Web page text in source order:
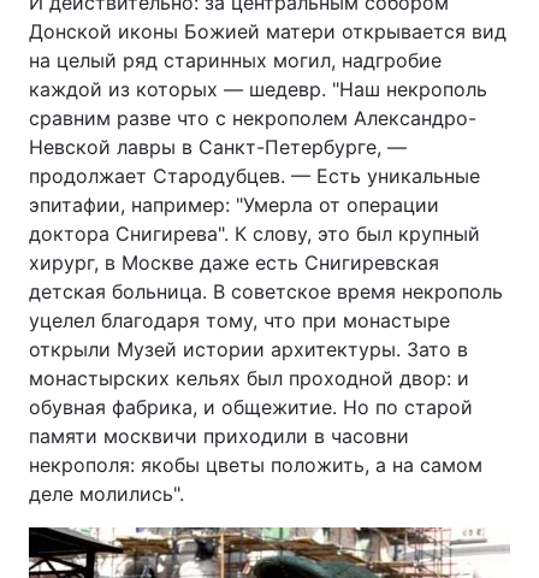
Донской иконы Божией матери открывается вид
на целый ряд старинных могил, надгробие
каждой из которых — шедевр. "Наш некрополь
сравним разве что с некрополем Александро-
Невской лавры в Санкт-Петербурге, —
продолжает Стародубцев. — Есть уникальные
эпитафии, например: "Умерла от операции
доктора Снигирева". К слову, это был крупный
хирург, в Москве даже есть Снигиревская
детская больница. В советское время некрополь
уцелел благодаря тому, что при монастыре
открыли Музей истории архитектуры. Зато в
монастырских кельях был проходной двор: и
обувная фабрика, и общежитие. Но по старой
памяти москвичи приходили в часовни
некрополя: якобы цветы положить, а на самом
деле молились".